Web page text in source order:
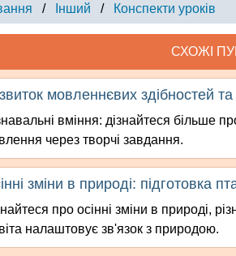
/ Інший / Конспекти уроків
СХОЖІ
мовленнєвих здібностей та
вміння: дізнайтеся більше
через творчі завдання.
зміни в природі: підготовка
про осінні зміни в природі,
налаштовує зв'язок з природою.